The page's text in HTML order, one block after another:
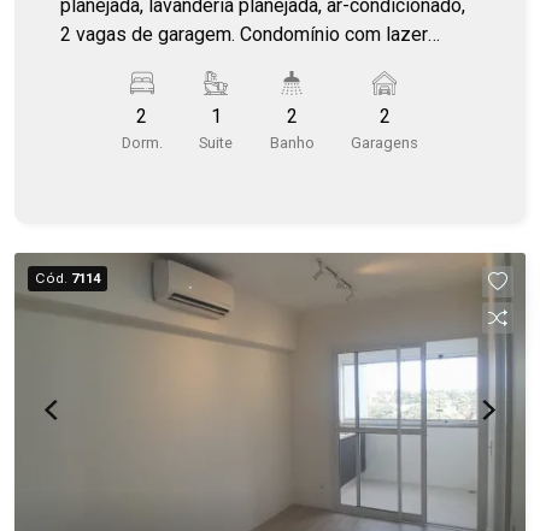
planejada, lavanderia planejada, ar-condicionado,
2 vagas de garagem. Condomínio com lazer
2
Dorm.
1
Suite
2
Banho
2
Garagens
Cód. 7114